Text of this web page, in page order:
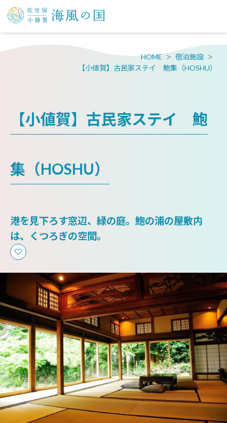
HOME
宿泊施設
【小値賀】古民家ステイ 鮑集（HOSHU）
【小値賀】古民家ステイ 鮑
集（HOSHU）
港を見下ろす窓辺、緑の庭。鮑の浦の屋敷内
は、くつろぎの空間。